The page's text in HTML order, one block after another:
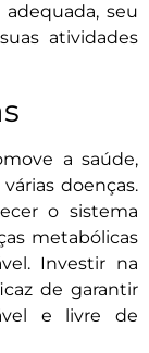
seu
atividades
a saúde,
doenças.
o sistema
metabólicas
Investir na
de garantir
e livre de